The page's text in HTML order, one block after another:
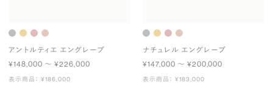
アントルティエ エングレーブ
¥148,000 〜 ¥226,000
表示商品： ¥186,000
ナチュレル エングレーブ
¥147,000 〜 ¥200,000
表示商品： ¥183,000